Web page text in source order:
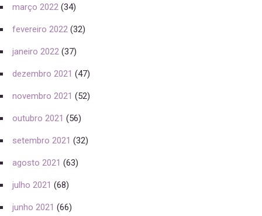
março 2022 (34)
fevereiro 2022 (32)
janeiro 2022 (37)
dezembro 2021 (47)
novembro 2021 (52)
outubro 2021 (56)
setembro 2021 (32)
agosto 2021 (63)
julho 2021 (68)
junho 2021 (66)